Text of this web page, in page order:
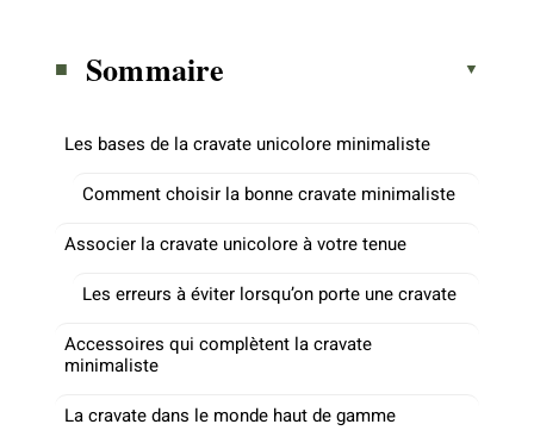
Sommaire
Les bases de la cravate unicolore minimaliste
Comment choisir la bonne cravate minimaliste
Associer la cravate unicolore à votre tenue
Les erreurs à éviter lorsqu’on porte une cravate
Accessoires qui complètent la cravate
minimaliste
La cravate dans le monde haut de gamme